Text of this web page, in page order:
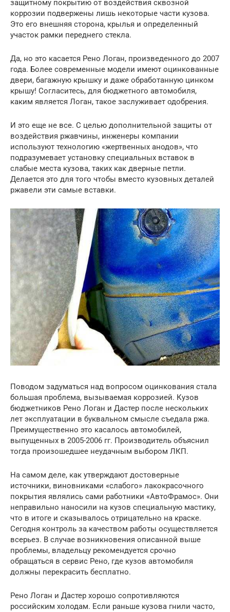
защитному покрытию от воздействия сквозной
коррозии подвержены лишь некоторые части кузова.
Это его внешняя сторона, крылья и определенный
участок рамки переднего стекла.
Да, но это касается Рено Логан, произведенного до 2007
года. Более современные модели имеют оцинкованные
двери, багажную крышку и даже обработанную цинком
крышу! Согласитесь, для бюджетного автомобиля,
каким является Логан, такое заслуживает одобрения.
И это еще не все. С целью дополнительной защиты от
воздействия ржавчины, инженеры компании
используют технологию «жертвенных анодов», что
подразумевает установку специальных вставок в
слабые места кузова, таких как дверные петли.
Делается это для того чтобы вместо кузовных деталей
ржавели эти самые вставки.
Поводом задуматься над вопросом оцинкования стала
большая проблема, вызываемая коррозией. Кузов
бюджетников Рено Логан и Дастер после нескольких
лет эксплуатации в буквальном смысле съедала ржа.
Преимущественно это касалось автомобилей,
выпущенных в 2005-2006 гг. Производитель объяснил
тогда произошедшее неудачным выбором ЛКП.
На самом деле, как утверждают достоверные
источники, виновниками «слабого» лакокрасочного
покрытия являлись сами работники «АвтоФрамос». Они
неправильно наносили на кузов специальную мастику,
что в итоге и сказывалось отрицательно на краске.
Сегодня контроль за качеством работы осуществляется
всерьез. В случае возникновения описанной выше
проблемы, владельцу рекомендуется срочно
обращаться в сервис Рено, где кузов автомобиля
должны перекрасить бесплатно.
Рено Логан и Дастер хорошо сопротивляются
российским холодам. Если раньше кузова гнили часто,